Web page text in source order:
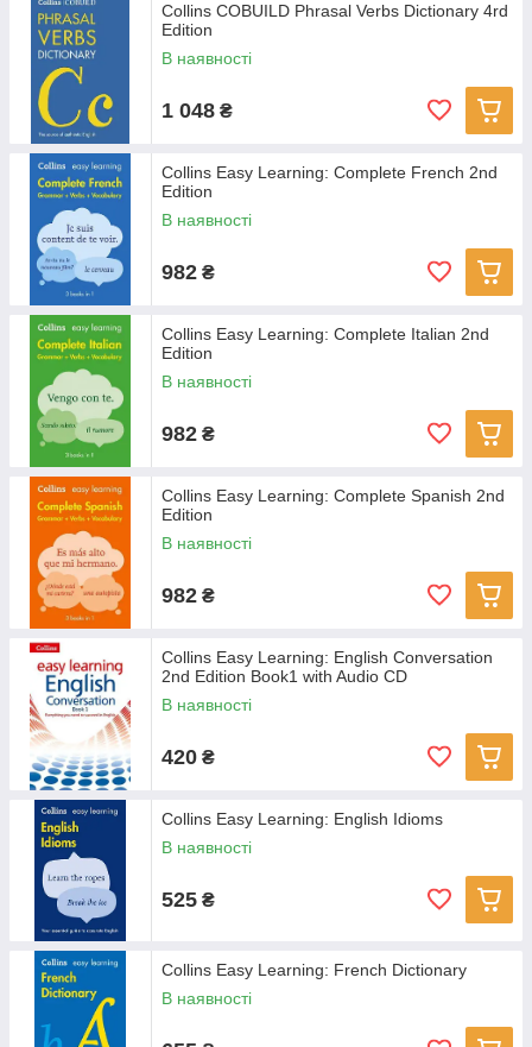
Collins COBUILD Phrasal Verbs Dictionary 4rd
Edition
В наявності
1 048 ₴
Collins Easy Learning: Complete French 2nd
Edition
В наявності
982 ₴
Collins Easy Learning: Complete Italian 2nd
Edition
В наявності
982 ₴
Collins Easy Learning: Complete Spanish 2nd
Edition
В наявності
982 ₴
Collins Easy Learning: English Conversation
2nd Edition Book1 with Audio CD
В наявності
420 ₴
Collins Easy Learning: English Idioms
В наявності
525 ₴
Collins Easy Learning: French Dictionary
В наявності